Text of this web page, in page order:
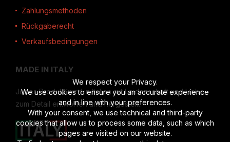
Zahlungsmethoden
Rückgaberecht
Verkaufsbedingungen
MADE IN ITALY
Jedes Produkt wird in Italien mit Leidenschaft und Liebe
zum Detail entworfen und hergestellt.
We respect your Privacy.
We use cookies to ensure you an accurate experience
and in line with your preferences.
With your consent, we use technical and third-party
cookies that allow us to process some data, such as which
pages are visited on our website.